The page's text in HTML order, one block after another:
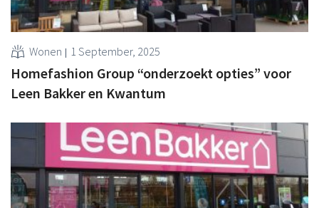
Wonen 1 September, 2025
Homefashion Group “onderzoekt opties” voor
Leen Bakker en Kwantum